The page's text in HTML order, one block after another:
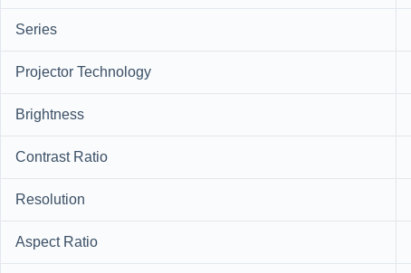
Series
Projector Technology
Brightness
Contrast Ratio
Resolution
Aspect Ratio